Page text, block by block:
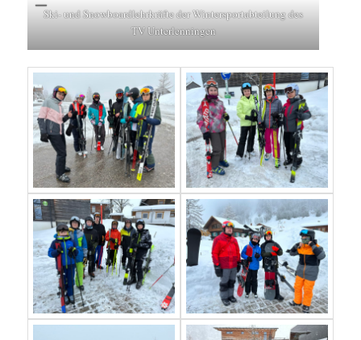
Ski- und Snowboardlehrkräfte der Wintersportabteilung des
TV Unterlenningen